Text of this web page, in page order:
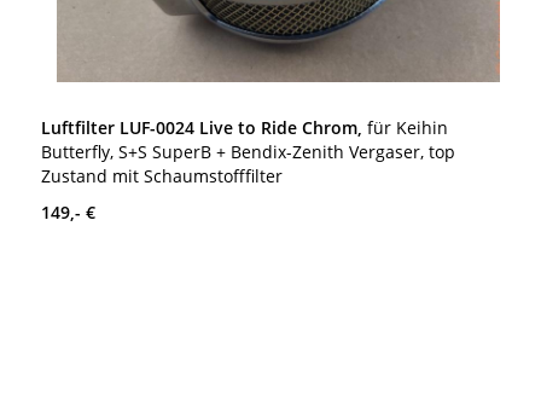
Luftfilter LUF-0024 Live to Ride Chrom, für Keihin
Butterfly, S+S SuperB + Bendix-Zenith Vergaser, top
Zustand mit Schaumstofffilter
149,- €